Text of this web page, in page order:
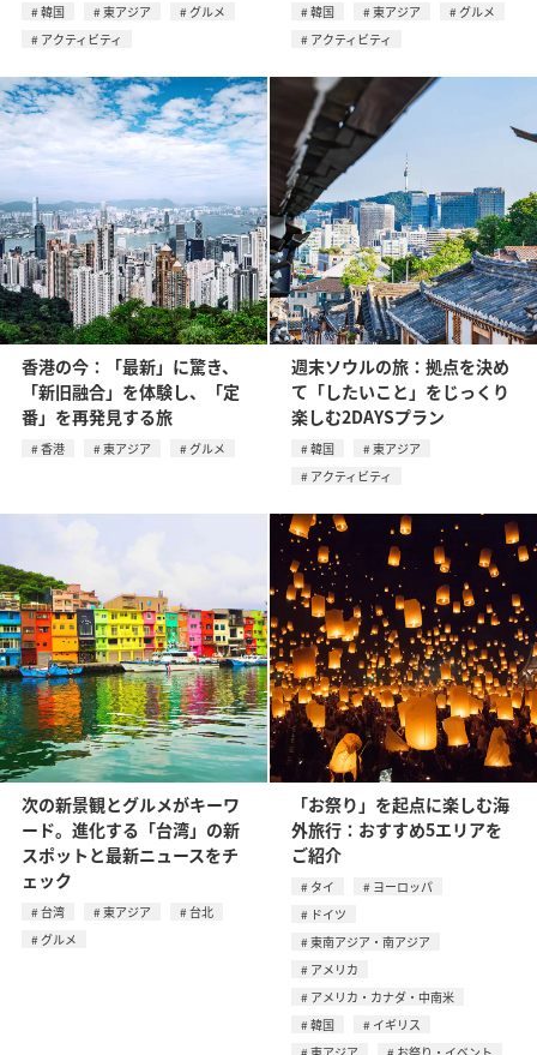
韓国 東アジア
グルメ
アクティビティ
韓国 東アジア
グルメ
アクティビティ
香港の今：「最新」に驚き、
「新旧融合」を体験し、「定
番」を再発見する旅
香港 東アジア グルメ
週末ソウルの旅：拠点を決め
て「したいこと」をじっくり
楽しむ2DAYSプラン
韓国
東アジア
アクティビティ
次の新景観とグルメがキーワ
ード。進化する「台湾」の新
スポットと最新ニュースをチ
ェック
台湾 東アジア
台北
グルメ
「お祭り」を起点に楽しむ海
外旅行：おすすめ5エリアを
ご紹介
タイ
ヨーロッパ
ドイツ
東南アジア・南アジア
アメリカ
アメリカ・カナダ・中南米
韓国
イギリス